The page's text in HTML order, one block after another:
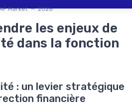
Market — 2026
les enjeux de
dans la fonction
: un levier stratégique
financière